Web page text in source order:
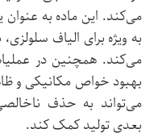
می‌کند. این ماده به
به ویژه برای الیاف
می‌کند. همچنین در
بهبود خواص مکانیکی و
می‌تواند به حذف
بعدی تولید کمک کند.